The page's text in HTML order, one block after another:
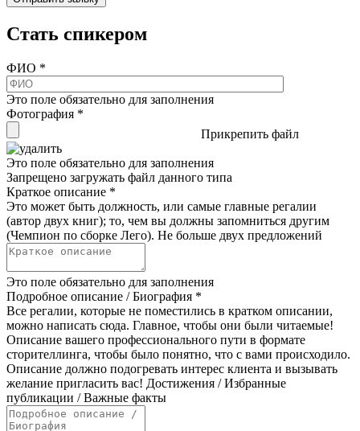
Стать спикером
ФИО *
Это поле обязательно для заполнения
Фотография *
Прикрепить файл
Это поле обязательно для заполнения
Запрещено загружать файл данного типа
Краткое описание *
Это может быть должность, или самые главные регалии
(автор двух книг); то, чем вы должны запомниться другим
(Чемпион по сборке Лего). Не больше двух предложений
Это поле обязательно для заполнения
Подробное описание / Биография *
Все регалии, которые не поместились в кратком описании,
можно написать сюда. Главное, чтобы они были читаемые!
Описание вашего профессионального пути в формате
сторителлинга, чтобы было понятно, что с вами происходило.
Описание должно подогревать интерес клиента и вызывать
желание пригласить вас! Достижения / Избранные
публикации / Важные факты